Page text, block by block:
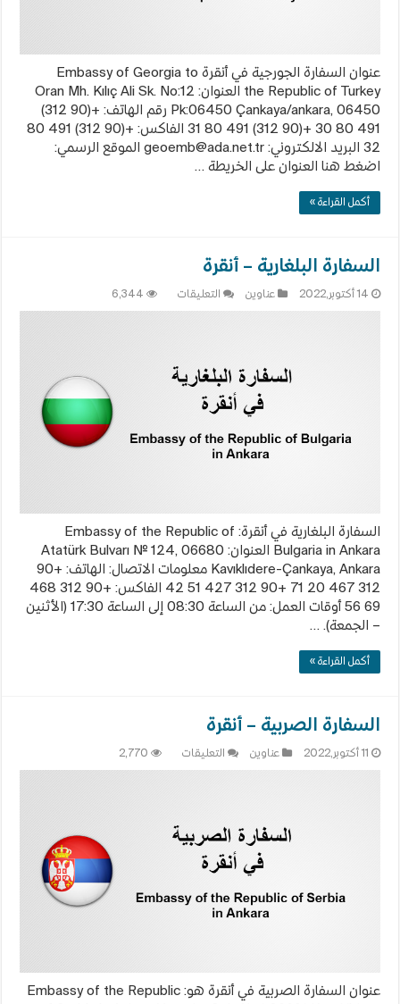
عنوان السفارة الجورجية في أنقرة Embassy of Georgia to
the Republic of Turkey العنوان: Oran Mh. Kılıç Ali Sk. No:12
Pk:06450 Çankaya/ankara, 06450 رقم الهاتف: +(90 312)
491 80 30 +(90 312) 491 80 31 الفاكس: +(90 312) 491 80
32 البريد الالكتروني:
geoemb@ada.net.tr الموقع الرسمي:
اضغط هنا العنوان على الخريطة …
أكمل القراءة »
السفارة البلغارية – أنقرة
14 أكتوبر,2022 عناوين التعليقات
مغلقة
6,344
السفارة البلغارية في أنقرة: Embassy of the Republic of
Bulgaria in Ankara العنوان: Atatürk Bulvarı № 124, 06680
Kavıklıdere-Çankaya, Ankara معلومات الاتصال: الهاتف: +90
312 467 20 71 +90 312 427 51 42 الفاكس: +90 312 468
69 56 أوقات العمل: من الساعة 08:30 إلى الساعة 17:30 (الأثنين
– الجمعة). …
أكمل القراءة »
السفارة الصربية – أنقرة
عناوين التعليقات
مغلقة
2,770
عنوان السفارة الصربية في أنقرة هو: Embassy of the Republic